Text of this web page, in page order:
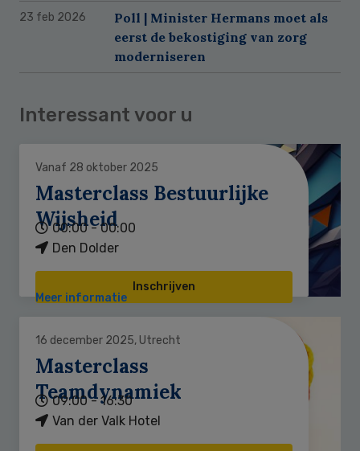
23 feb 2026
Poll | Minister Hermans moet als
eerst de bekostiging van zorg
moderniseren
Interessant voor u
Vanaf 28 oktober 2025
Masterclass Bestuurlijke
Wijsheid
00:00 - 00:00
Den Dolder
Inschrijven
Meer informatie
16 december 2025, Utrecht
Masterclass
Teamdynamiek
09:00 - 16:30
Van der Valk Hotel